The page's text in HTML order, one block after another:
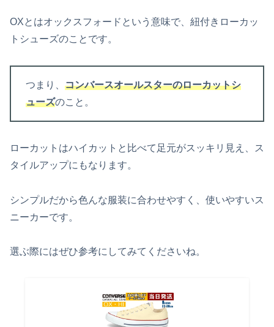
OXとはオックスフォードという意味で、紐付きローカッ
トシューズのことです。
つまり、 コンバースオールスターのローカットシ
ューズのこと。
ローカットはハイカットと比べて足元がスッキリ見え、ス
タイルアップにもなります。
シンプルだから色んな服装に合わせやすく、使いやすいス
ニーカーです。
選ぶ際にはぜひ参考にしてみてくださいね。